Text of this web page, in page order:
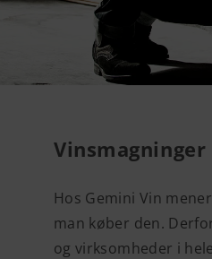
Hos Gemini Vin
man køber den.
og virksomheder i